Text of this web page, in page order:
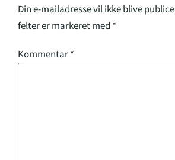
Din e-mailadresse vil ikke blive
felter er markeret med *
Kommentar*